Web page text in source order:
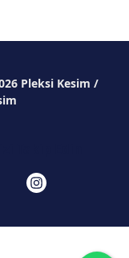
Pleksi Kesim /